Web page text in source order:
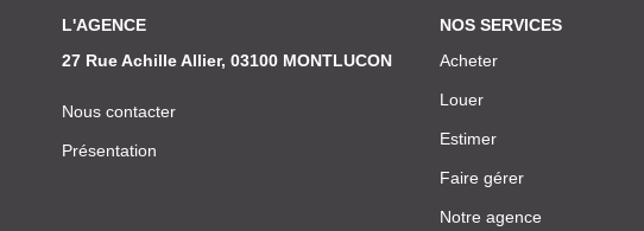
L'AGENCE
27 Rue Achille Allier, 03100 MONTLUCON
Nous contacter
Présentation
NOS SERVICES
Acheter
Louer
Estimer
Faire gérer
Notre agence